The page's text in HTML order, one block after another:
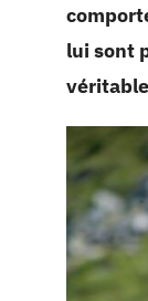
lui sont